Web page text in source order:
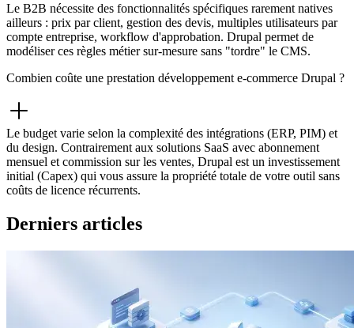
Le B2B nécessite des fonctionnalités spécifiques rarement natives
ailleurs : prix par client, gestion des devis, multiples utilisateurs par
compte entreprise, workflow d'approbation. Drupal permet de
modéliser ces règles métier sur-mesure sans "tordre" le CMS.
Combien coûte une prestation développement e-commerce Drupal ?
Le budget varie selon la complexité des intégrations (ERP, PIM) et
du design. Contrairement aux solutions SaaS avec abonnement
mensuel et commission sur les ventes, Drupal est un investissement
initial (Capex) qui vous assure la propriété totale de votre outil sans
coûts de licence récurrents.
Derniers articles